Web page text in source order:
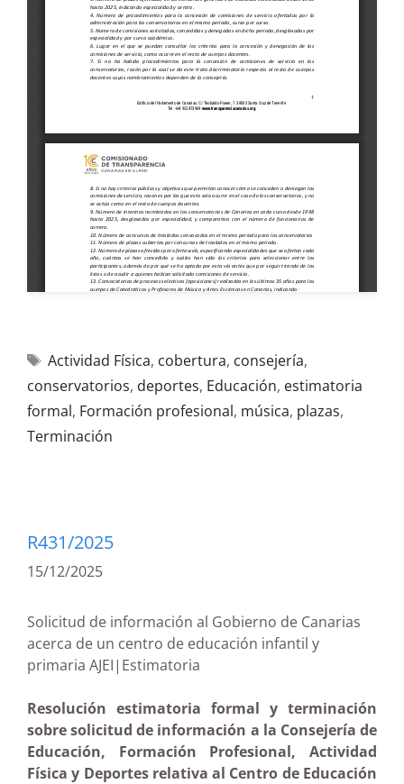
Actividad Física, cobertura, consejería,
conservatorios, deportes, Educación, estimatoria
formal, Formación profesional, música, plazas,
Terminación
R431/2025
15/12/2025
Solicitud de información al Gobierno de Canarias
acerca de un centro de educación infantil y
primaria AJEI|Estimatoria
Resolución estimatoria formal y terminación
sobre solicitud de información a la Consejería de
Educación, Formación Profesional, Actividad
Física y Deportes relativa al Centro de Educación